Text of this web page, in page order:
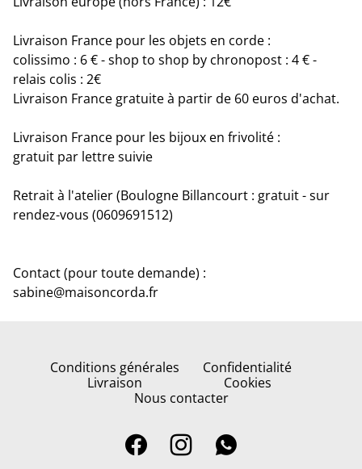
Livraison France pour les objets en corde :
colissimo : 6 € - shop to shop by chronopost : 4 € -
relais colis : 2€
Livraison France gratuite à partir de 60 euros d'achat.
Livraison France pour les bijoux en frivolité :
gratuit par lettre suivie
Retrait à l'atelier (Boulogne Billancourt : gratuit - sur
rendez-vous (0609691512)
Contact (pour toute demande) :
sabine@maisoncorda.fr
Conditions générales
Confidentialité
Livraison
Cookies
Nous contacter